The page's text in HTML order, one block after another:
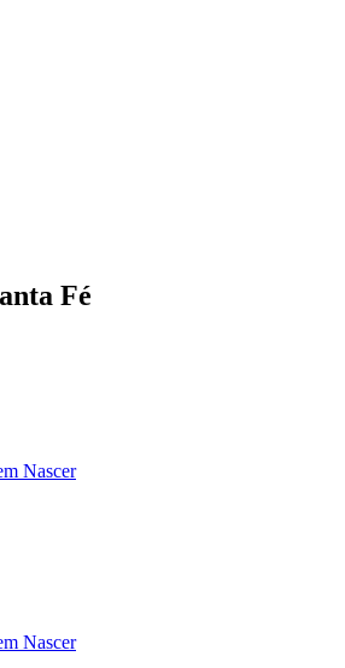
Fé
Nascer
Nascer